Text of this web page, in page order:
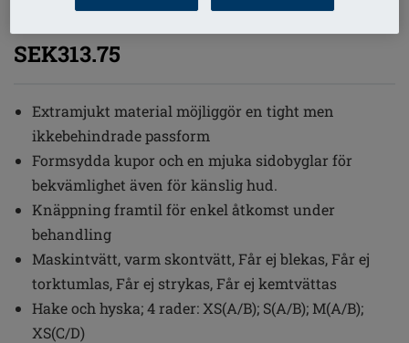
SEK313.75
Extramjukt material möjliggör en tight men
ikkebehindrade passform
Formsydda kupor och en mjuka sidobyglar för
bekvämlighet även för känslig hud.
Knäppning framtil för enkel åtkomst under
behandling
Maskintvätt, varm skontvätt, Får ej blekas, Får ej
torktumlas, Får ej strykas, Får ej kemtvättas
Hake och hyska; 4 rader: XS(A/B); S(A/B); M(A/B);
XS(C/D)